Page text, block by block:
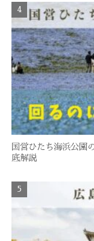
国営ひたち海浜公園
底解説